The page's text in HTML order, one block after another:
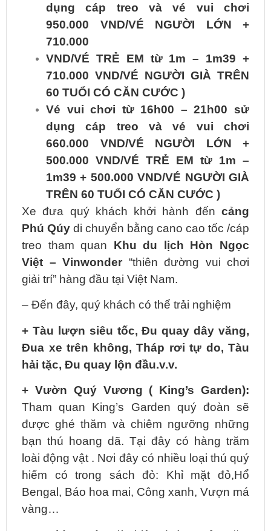
dụng cáp treo và vé vui chơi
950.000 VND/VÉ NGƯỜI LỚN +
710.000
VND/VÉ TRẺ EM từ 1m – 1m39 +
710.000 VND/VÉ NGƯỜI GIÀ TRÊN
60 TUỔI CÓ CĂN CƯỚC )
Vé vui chơi từ 16h00 – 21h00 sử
dụng cáp treo và vé vui chơi
660.000 VND/VÉ NGƯỜI LỚN +
500.000 VND/VÉ TRẺ EM từ 1m –
1m39 + 500.000 VND/VÉ NGƯỜI GIÀ
TRÊN 60 TUỔI CÓ CĂN CƯỚC )
Xe đưa quý khách khởi hành đến cảng
Phú Qúy di chuyển bằng cano cao tốc /cáp
treo tham quan Khu du lịch Hòn Ngọc
Việt – Vinwonder “thiên đường vui chơi
giải trí” hàng đầu tại Việt Nam.
– Đến đây, quý khách có thể trải nghiệm
+ Tàu lượn siêu tốc, Đu quay dây văng,
Đua xe trên không, Tháp rơi tự do, Tàu
hải tặc, Đu quay lộn đầu.v.v.
+ Vườn Quý Vương ( King’s Garden):
Tham quan King’s Garden quý đoàn sẽ
được ghé thăm và chiêm ngưỡng những
bạn thú hoang dã. Tại đây có hàng trăm
loài động vật . Nơi đây có nhiều loại thú quý
hiếm có trong sách đỏ: Khỉ mặt đỏ,Hổ
Bengal, Báo hoa mai, Công xanh, Vượn má
vàng…